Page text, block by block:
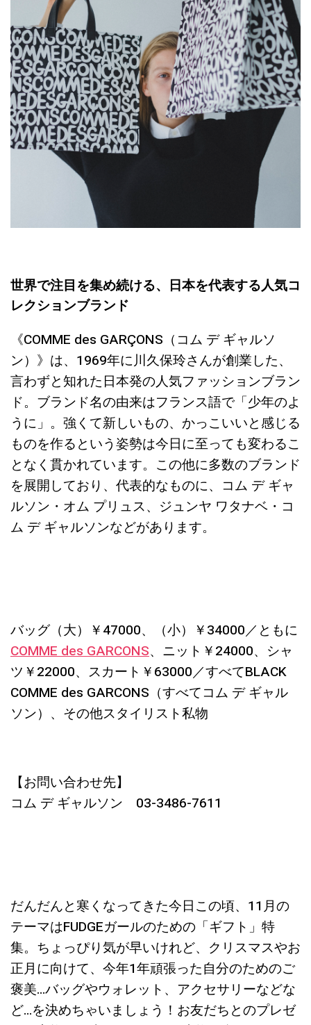
世界で注目を集め続ける、日本を代表する人気コ
レクションブランド
《COMME des GARÇONS（コム デ ギャルソ
ン）》は、1969年に川久保玲さんが創業した、
言わずと知れた日本発の人気ファッションブラン
ド。ブランド名の由来はフランス語で「少年のよ
うに」。強くて新しいもの、かっこいいと感じる
ものを作るという姿勢は今日に至っても変わるこ
となく貫かれています。この他に多数のブランド
を展開しており、代表的なものに、コム デ ギャ
ルソン・オム プリュス、ジュンヤ ワタナベ・コ
ム デ ギャルソンなどがあります。
バッグ（大）￥47000、（小）￥34000／ともに
COMME des GARCONS、ニット￥24000、シャ
ツ￥22000、スカート￥63000／すべてBLACK
COMME des GARCONS（すべてコム デ ギャル
ソン）、その他スタイリスト私物
【お問い合わせ先】
コム デ ギャルソン 03-3486-7611
だんだんと寒くなってきた今日この頃、11月の
テーマはFUDGEガールのための「ギフト」特
集。ちょっぴり気が早いけれど、クリスマスやお
正月に向けて、今年1年頑張った自分のためのご
褒美…バッグやウォレット、アクセサリーなどな
ど…を決めちゃいましょう！お友だちとのプレゼ